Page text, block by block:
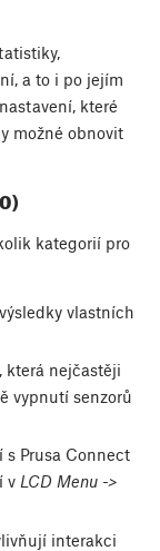
a to i po jejím
které
možné obnovit
kategorií pro
vlastních
která nejčastěji
vypnutí senzorů
Prusa Connect
v LCD Menu ->
interakci